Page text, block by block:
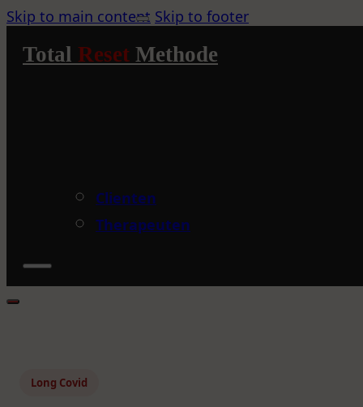
Skip to main content Skip to footer
Total Reset Methode
Clienten
Therapeuten
Long Covid